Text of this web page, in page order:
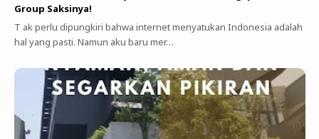
Group Saksinya!
T ak perlu dipungkiri bahwa internet menyatukan Indonesia adalah
hal yang pasti. Namun aku baru mer…